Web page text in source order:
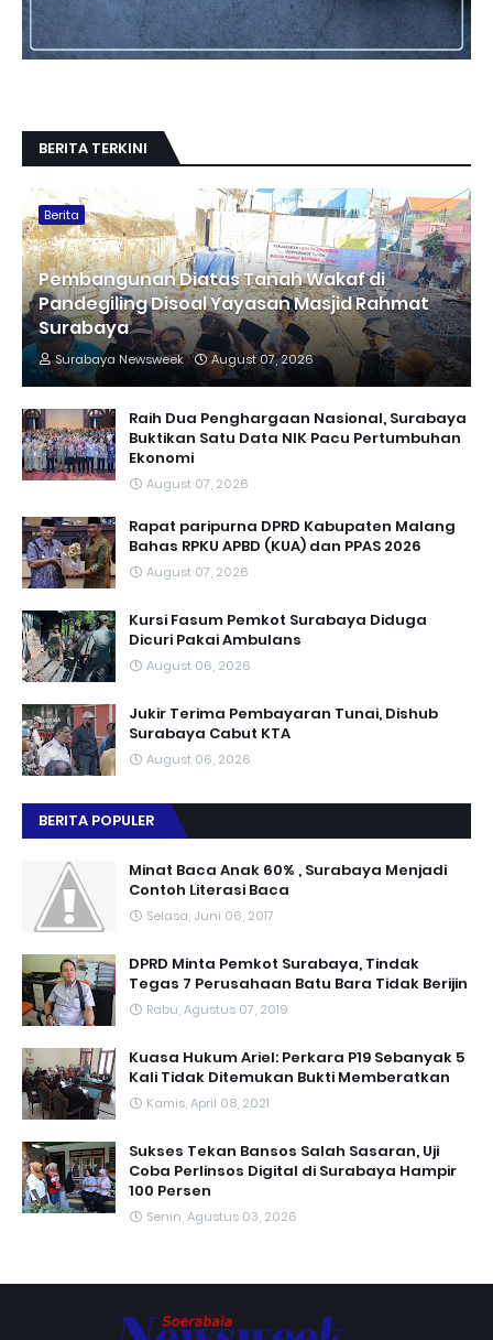
BERITA TERKINI
Berita
Pembangunan Diatas Tanah Wakaf di
Pandegiling Disoal Yayasan Masjid Rahmat
Surabaya
Surabaya Newsweek August 07, 2026
Raih Dua Penghargaan Nasional, Surabaya
Buktikan Satu Data NIK Pacu Pertumbuhan
Ekonomi
August 07, 2026
Rapat paripurna DPRD Kabupaten Malang
Bahas RPKU APBD (KUA) dan PPAS 2026
August 07, 2026
Kursi Fasum Pemkot Surabaya Diduga
Dicuri Pakai Ambulans
August 06, 2026
Jukir Terima Pembayaran Tunai, Dishub
Surabaya Cabut KTA
August 06, 2026
BERITA POPULER
Minat Baca Anak 60% , Surabaya Menjadi
Contoh Literasi Baca
Selasa, Juni 06, 2017
DPRD Minta Pemkot Surabaya, Tindak
Tegas 7 Perusahaan Batu Bara Tidak Berijin
Rabu, Agustus 07, 2019
Kuasa Hukum Ariel: Perkara P19 Sebanyak 5
Kali Tidak Ditemukan Bukti Memberatkan
Kamis, April 08, 2021
Sukses Tekan Bansos Salah Sasaran, Uji
Coba Perlinsos Digital di Surabaya Hampir
100 Persen
Senin, Agustus 03, 2026